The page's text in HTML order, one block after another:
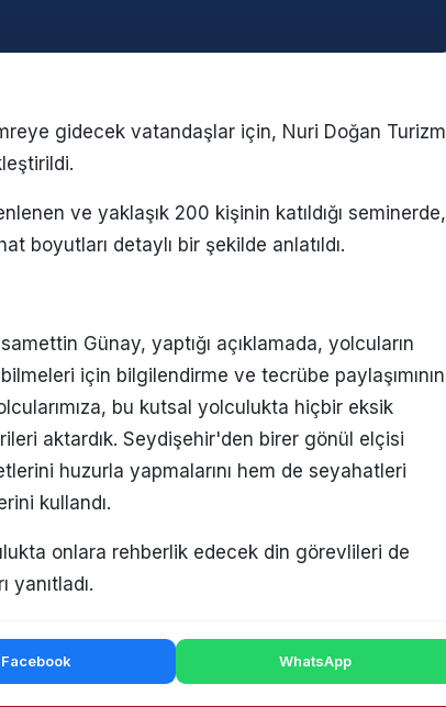
gidecek vatandaşlar için, Nuri Doğan Turizm
ve yaklaşık 200 kişinin katıldığı seminerde,
boyutları detaylı bir şekilde anlatıldı.
Günay, yaptığı açıklamada, yolcuların
için bilgilendirme ve tecrübe paylaşımının
bu kutsal yolculukta hiçbir eksik
aktardık. Seydişehir'den birer gönül elçisi
huzurla yapmalarını hem de seyahatleri
kullandı.
onlara rehberlik edecek din görevlileri de
yanıtladı.
Facebook WhatsApp